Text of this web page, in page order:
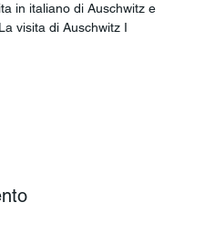
in italiano di Auschwitz e
visita di Auschwitz I